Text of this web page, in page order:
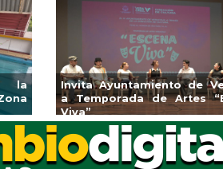
de Veracruz
Artes “Escena
Aplicará
Tandeo